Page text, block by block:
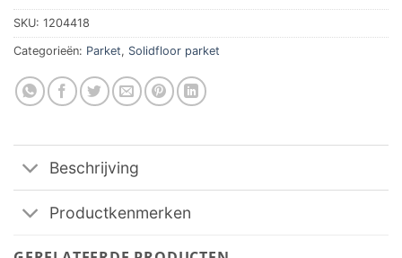
SKU: 1204418
Categorieën: Parket, Solidfloor parket
Beschrijving
Productkenmerken